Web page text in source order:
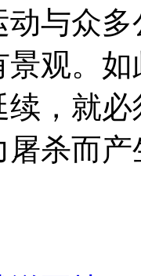
与众
观。
续，就
杀而